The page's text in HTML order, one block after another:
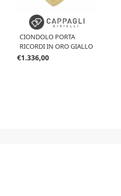
CIONDOLO PORTA
RICORDI IN ORO GIALLO
- CIONDOLO PORTA
€1.336,00